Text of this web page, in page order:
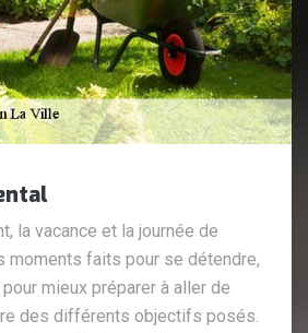
la vacance et la journée de
moments faits pour se détendre,
mieux préparer à aller de
des différents objectifs posés.